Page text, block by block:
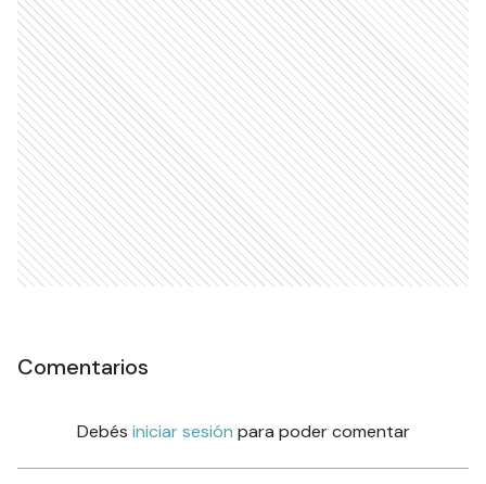
Comentarios
Debés iniciar sesión para poder comentar